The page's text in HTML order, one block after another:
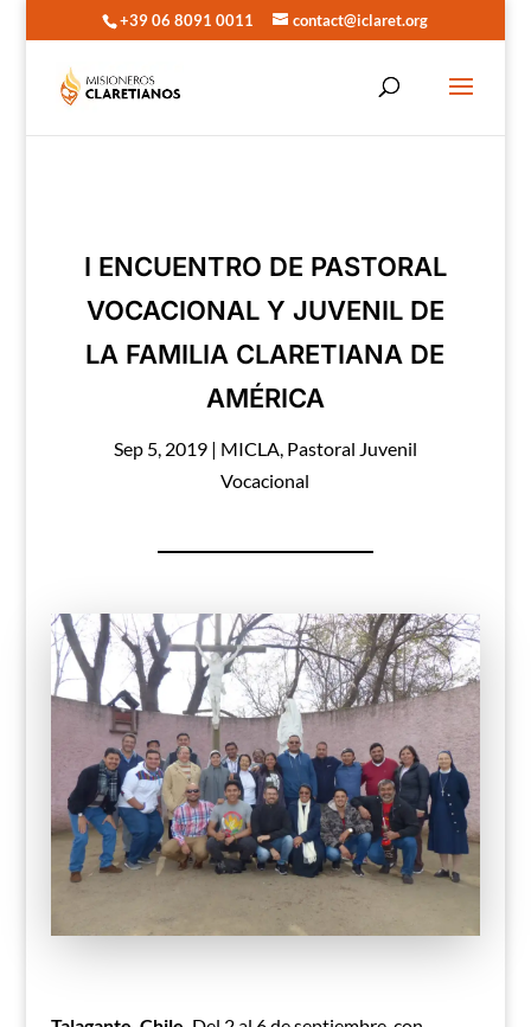
+39 06 8091 0011 contact@iclaret.org
I ENCUENTRO DE PASTORAL
VOCACIONAL Y JUVENIL DE
LA FAMILIA CLARETIANA DE
AMÉRICA
Sep 5, 2019| MICLA, Pastoral Juvenil
Vocacional